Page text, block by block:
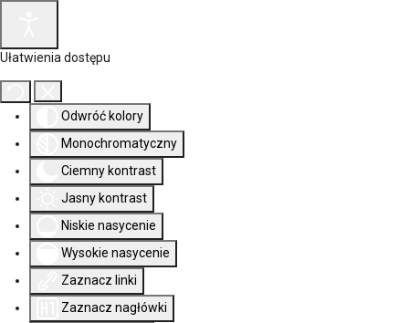
Ułatwienia dostępu
Odwróć kolory
Monochromatyczny
Ciemny kontrast
Jasny kontrast
Niskie nasycenie
Wysokie nasycenie
Zaznacz linki
Zaznacz nagłówki